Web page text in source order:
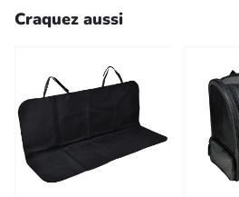
Craquez aussi